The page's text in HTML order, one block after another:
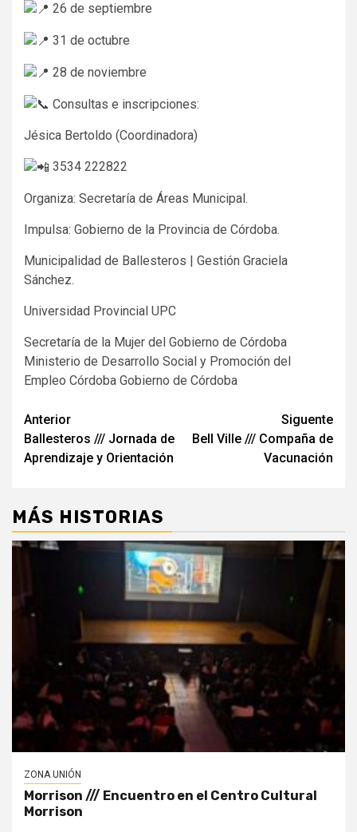
26 de septiembre
31 de octubre
28 de noviembre
Consultas e inscripciones:
Jésica Bertoldo (Coordinadora)
3534 222822
Organiza: Secretaría de Áreas Municipal.
Impulsa: Gobierno de la Provincia de Córdoba.
Municipalidad de Ballesteros | Gestión Graciela
Sánchez.
Universidad Provincial UPC
Secretaría de la Mujer del Gobierno de Córdoba
Ministerio de Desarrollo Social y Promoción del
Empleo Córdoba Gobierno de Córdoba
Navegación
de
Anterior
Ballesteros /// Jornada de
Aprendizaje y Orientación
Siguente
Bell Ville /// Compaña de
Vacunación
MÁS HISTORIAS
ZONA UNIÓN
Morrison /// Encuentro en el Centro Cultural
Morrison